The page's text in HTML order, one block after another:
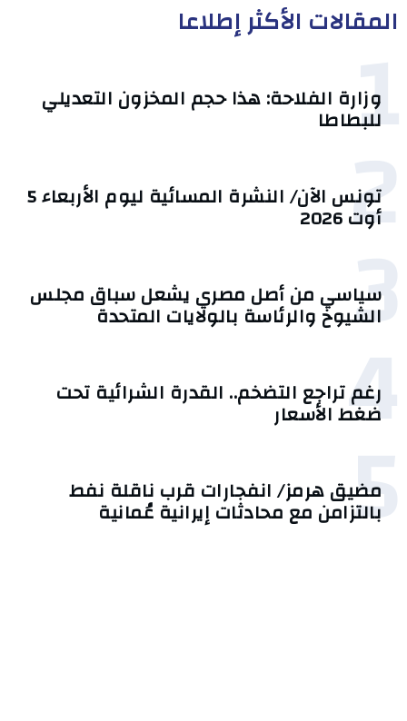
المقالات الأكثر إطلاعا
1
وزارة الفلاحة: هذا حجم المخزون التعديلي
للبطاطا
2 تونس الآن/ النشرة المسائية ليوم الأربعاء 5
أوت 2026
3
سياسي من أصل مصري يشعل سباق مجلس
الشيوخ والرئاسة بالولايات المتحدة
4
رغم تراجع التضخم.. القدرة الشرائية تحت
ضغط الأسعار
5
مضيق هرمز/ انفجارات قرب ناقلة نفط
بالتزامن مع محادثات إيرانية عُمانية